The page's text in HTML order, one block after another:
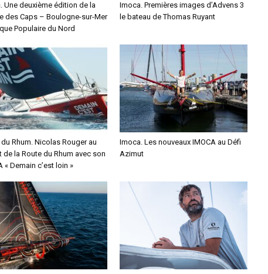
Une deuxième édition de la
des Caps – Boulogne-sur-Mer
Populaire du Nord
Imoca. Premières images d’Advens 3
le bateau de Thomas Ruyant
Rhum. Nicolas Rouger au
de la Route du Rhum avec son
« Demain c’est loin »
Imoca. Les nouveaux IMOCA au Défi
Azimut